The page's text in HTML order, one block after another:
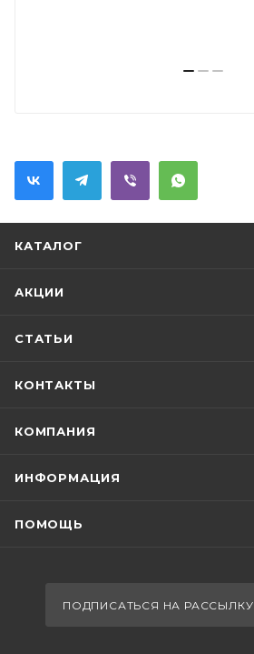
КАТАЛОГ
АКЦИИ
СТАТЬИ
КОНТАКТЫ
КОМПАНИЯ
ИНФОРМАЦИЯ
ПОМОЩЬ
ПОДПИСАТЬСЯ НА РАССЫЛКУ